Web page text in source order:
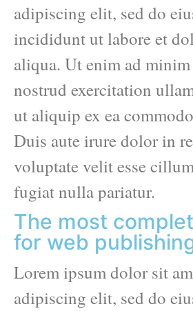
adipiscing elit, sed do
incididunt ut labore et
aliqua. Ut enim ad
nostrud exercitation
ut aliquip ex ea
Duis aute irure dolor in
voluptate velit esse
fugiat nulla pariatur.
The most
for web
Lorem ipsum dolor sit
adipiscing elit, sed do